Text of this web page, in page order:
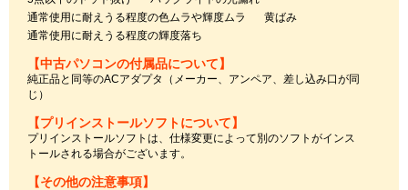
通常使用に耐えうる程度の色ムラや輝度ムラ
黄ばみ
通常使用に耐えうる程度の輝度落ち
【中古パソコンの付属品について】
純正品と同等のACアダプタ（メーカー、アンペア、差し込み口が同
じ）
【プリインストールソフトについて】
プリインストールソフトは、仕様変更によって別のソフトがインス
トールされる場合がございます。
【その他の注意事項】